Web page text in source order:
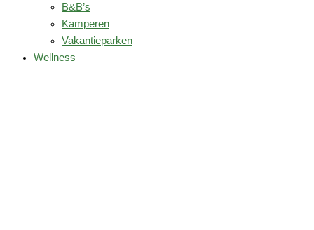
B&B’s
Kamperen
Vakantieparken
Wellness